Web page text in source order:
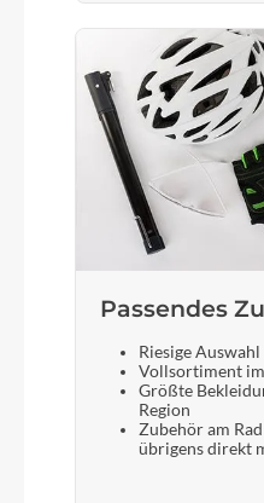
Passendes
Riesige
Vollsortiment
Größte
Region
Zubehör am
übrigens direkt